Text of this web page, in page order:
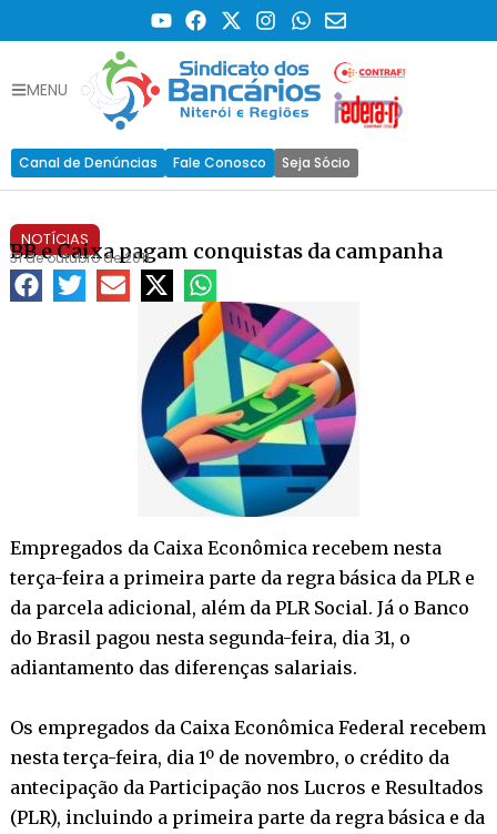
MENU
Canal de Denúncias Fale Conosco Seja Sócio
NOTÍCIAS
BB e Caixa pagam conquistas da campanha
31 de outubro de 2011
Empregados da Caixa Econômica recebem nesta
terça-feira a primeira parte da regra básica da PLR e
da parcela adicional, além da PLR Social. Já o Banco
do Brasil pagou nesta segunda-feira, dia 31, o
adiantamento das diferenças salariais.
Os empregados da Caixa Econômica Federal recebem
nesta terça-feira, dia 1º de novembro, o crédito da
antecipação da Participação nos Lucros e Resultados
(PLR), incluindo a primeira parte da regra básica e da